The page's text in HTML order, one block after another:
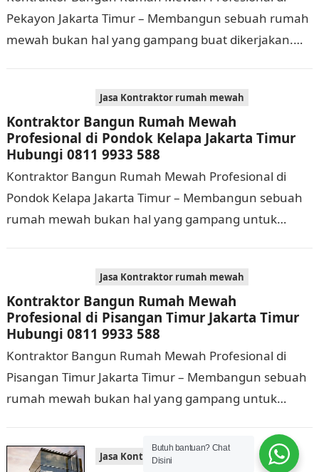
Pekayon Jakarta Timur – Membangun sebuah rumah
mewah bukan hal yang gampang buat dikerjakan.
Jasa Kontraktor rumah mewah
Kontraktor Bangun Rumah Mewah
Profesional di Pondok Kelapa Jakarta Timur
Hubungi 0811 9933 588
Kontraktor Bangun Rumah Mewah Profesional di
Pondok Kelapa Jakarta Timur – Membangun sebuah
rumah mewah bukan hal yang gampang untuk
Jasa Kontraktor rumah mewah
Kontraktor Bangun Rumah Mewah
Profesional di Pisangan Timur Jakarta Timur
Hubungi 0811 9933 588
Kontraktor Bangun Rumah Mewah Profesional di
Pisangan Timur Jakarta Timur – Membangun sebuah
rumah mewah bukan hal yang gampang untuk
Jasa Kontraktor rumah mewah
Butuh bantuan? Chat
Disini